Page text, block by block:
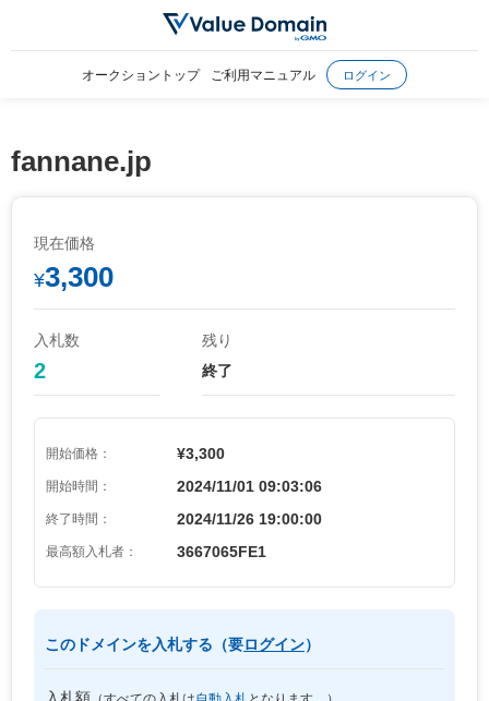
オークショントップ ご利用マニュアル ログイン
fannane.jp
現在価格
¥3,300
入札数
2
残り
終了
開始価格： ¥3,300
開始時間： 2024/11/01 09:03:06
終了時間： 2024/11/26 19:00:00
最高額入札者： 3667065FE1
このドメインを入札する（要ログイン）